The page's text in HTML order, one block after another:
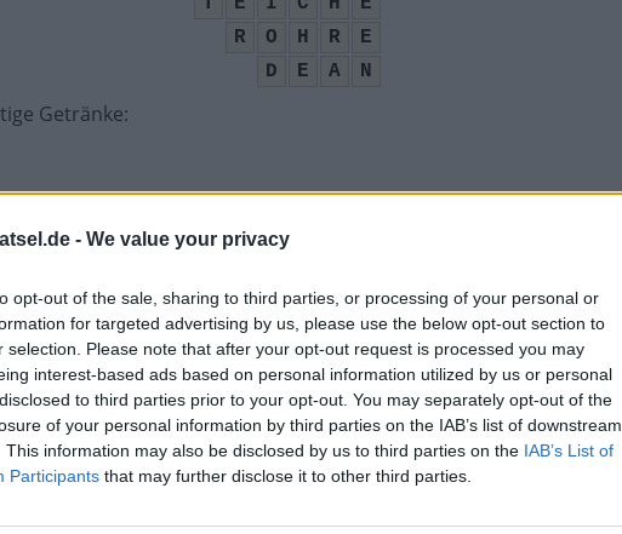
- We value your privacy
opt-out of the sale, sharing to third parties, or processing of your personal or
for targeted advertising by us, please use the below opt-out section to
selection. Please note that after your opt-out request is processed you may
interest-based ads based on personal information utilized by us or personal
to third parties prior to your opt-out. You may separately opt-out of the
of your personal information by third parties on the IAB’s list of downstream
This information may also be disclosed by us to third parties on the IAB’s List of
Participants that may further disclose it to other third parties.
R
O H R
E
D
E A N
Getränke:
vorhandene Küche:
Antiseptikum